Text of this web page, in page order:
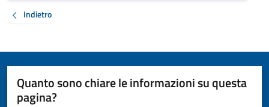
Indietro
Quanto sono chiare le informazioni su questa
pagina?